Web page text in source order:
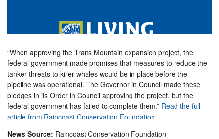
“When approving the Trans Mountain expansion project, the
federal government made promises that measures to reduce the
tanker threats to killer whales would be in place before the
pipeline was operational. The Governor in Council made these
pledges in its Order in Council approving the project, but the
federal government has failed to complete them.” Read the full
article from Raincoast Conservation Foundation.
News Source: Raincoast Conservation Foundation